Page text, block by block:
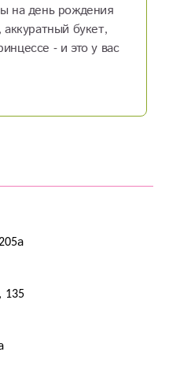
на день рождения
букет,
- и это у вас
135